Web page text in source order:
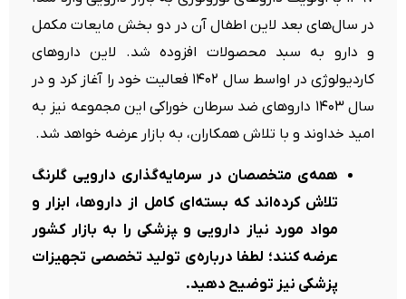
در سال‌های بعد لاین اطفال آن در دو بخش مایعات مکمل
و دارو به سبد محصولات افزوده شد. لاین داروهای
کاردیولوژی در اواسط سال ۱۴۰۲ فعالیت خود را آغاز کرد و در
سال ۱۴۰۳ داروهای ضد سرطان خوراکی این مجموعه نیز به
امید خداوند و با تلاش همکاران، به بازار عرضه خواهد شد.
همه‌ی متخصصان در سرمایه‌گذاری دارویی گلرنگ
تلاش کرده‌اند که بسته‌ای کامل از داروها، ابزار و
مواد مورد نیاز دارویی و ‍پزشکی را به بازار کشور
عرضه کنند؛ لطفا درباره‌ی تولید تخصصی تجهیزات
پزشکی نیز توضیح دهید.